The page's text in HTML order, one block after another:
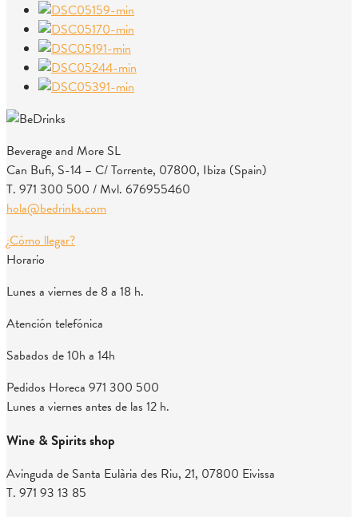
Beverage and More SL
Can Bufi, S-14 – C/ Torrente, 07800, Ibiza (Spain)
T. 971 300 500 / Mvl. 676955460
hola@bedrinks.com
¿Cómo llegar?
Horario
Lunes a viernes de 8 a 18 h.
Atención telefónica
Sabados de 10h a 14h
Pedidos Horeca 971 300 500
Lunes a viernes antes de las 12 h.
Wine & Spirits shop
Avinguda de Santa Eulària des Riu, 21, 07800 Eivissa
T. 971 93 13 85